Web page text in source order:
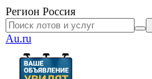
Регион Россия
Au.ru